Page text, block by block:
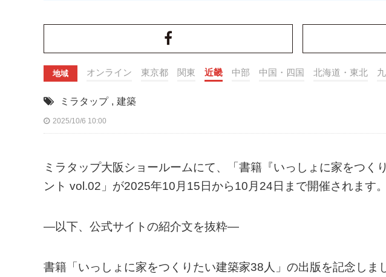
地域 オンライン 東京都 関東 近畿 中部 中国・四国 北海道・東北
ミラタップ , 建築
2025/10/6 10:00
ミラタップ大阪ショールームにて、「書籍『いっしょに家をつく
ント vol.02」が2025年10月15日から10月24日まで開催されます。
—以下、公式サイトの紹介文を抜粋—
書籍「いっしょに家をつくりたい建築家38人」の出版を記念しま